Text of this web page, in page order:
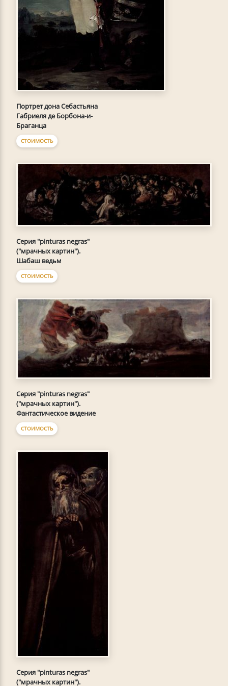
Портрет дона Себастьяна
Габриеля де Борбона-и-
Браганца
СТОИМОСТЬ
Серия "pinturas negras"
("мрачных картин").
Шабаш ведьм
СТОИМОСТЬ
Серия "pinturas negras"
("мрачных картин").
Фантастическое видение
СТОИМОСТЬ
Серия "pinturas negras"
("мрачных картин").